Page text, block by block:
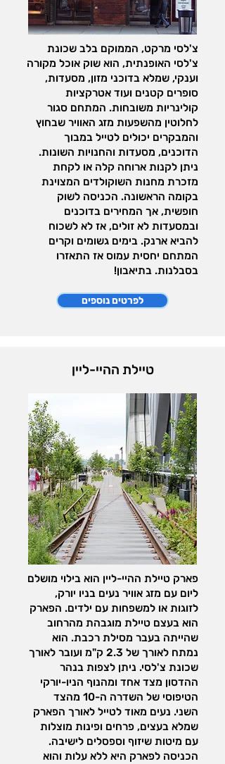
צ'לסי מרקט, הממוקם בלב שכונת
צ'לסי האופנתית, הוא שוק אוכל מקורה
וענקי, שמלא בדוכני מזון, מסעדות,
סופרים קטנים ועוד אטרקציות
קולינריות משובחות. המתחם סגור
לחלוטין מהשפעות מזג האוויר שבחוץ
והמבקרים יכולים לטייל במבוך
הדוכנים, מסעדות והחנויות השונות.
ניתן לקנות ארוחה קלה או לקחת
מזכרת מחנות השוקולדים המצוינת
בקומה הראשונה. הכניסה לשוק
חופשית, אך המחירים בדוכנים
ובמסעדות לא זולים, אז לא לשכוח
להביא ארנק. בימים גשומים וקרים
המתחם יחסית עמוס אז התאזרו
בסבלנות. בתיאבון!
לפרטים נוספים
טיילת ההיי-ליין
פארק טיילת ההיי-ליין הוא בילוי מושלם
ליום עם מזג אוויר נעים בניו יורק,
לזוגות או למשפחות עם ילדים. הפארק
הוא בעצם טיילת מוגבהת מהרחוב
שהייתה בעבר מסילת רכבת. הוא
נמתח לאורך של 2.3 ק"מ ועובר לאורך
שכונת צ'לסי. ניתן לצפות בנהר
ההדסון מצד אחד ומהנוף הניו-יורקי
הטיפוסי של השדרה ה-10 מהצד
השני. נעים מאוד לטייל לאורך הפארק
שמלא בעצים, פרחים ופינות מוצלות
עם מיטות שיזוף וספסלים לישיבה.
הכניסה לפארק היא ללא עלות והוא